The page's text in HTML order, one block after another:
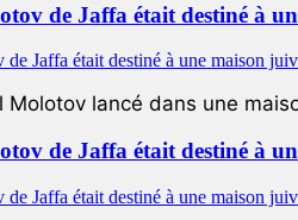
de Jaffa était destiné à
Molotov lancé dans une
de Jaffa était destiné à